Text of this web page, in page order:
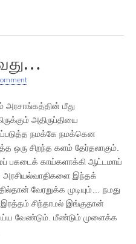
அரசாங்கத்தின் மீது
அதிருப்தியை
நமக்கே நமக்கென
ஒரு சிறந்த களம் தேர்தலாகும்.
பகடைக் காய்களாக்கி ஆட்டமாய்
அரசியல்வாதிகளை இந்தக்
வேரறுக்க முடியும்… நமது
சிந்தாமல் இங்குதான்
வேண்டும். மீண்டும் முளைக்க